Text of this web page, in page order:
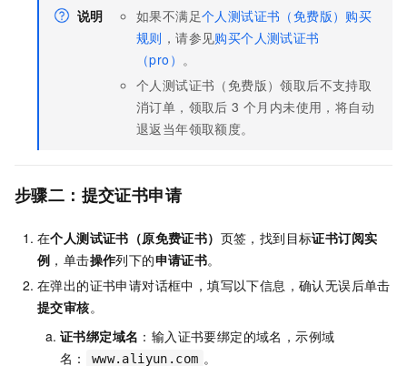
说明 如果不满足个人测试证书（免费版）购买
规则 ，请参见购买个人测试证书
（pro） 。
个人测试证书（免费版）领取后不支持取
消订单，领取后 3 个月内未使用，将自动
退返当年领取额度。
步骤二：提交证书申请
在个人测试证书（原免费证书） 页签，找到目标证书订阅实
例 ，单击操作列下的申请证书。
在弹出的证书申请对话框中，填写以下信息，确认无误后单击
提交审核。
证书绑定域名 ：输入证书要绑定的域名，示例域
名：
www.aliyun.com 。